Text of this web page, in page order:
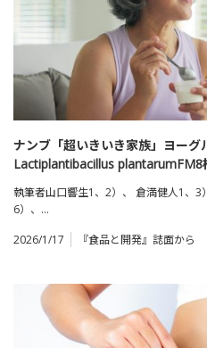
ナンブ「超いきいき家族」ヨー
Lactiplantibacillus plantarumFM8
ート ―【食品と開発 素材レポー
執筆者山口響生1、2）、 倉満健人1、
6）、…
2026/1/17
『食品と開発』誌面から